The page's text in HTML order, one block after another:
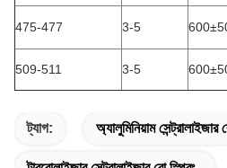
475-477 3-5
509-511 3-5
ট্যাগ: অ্যালুমিনিয়াম সেন্ট্রালাইজার